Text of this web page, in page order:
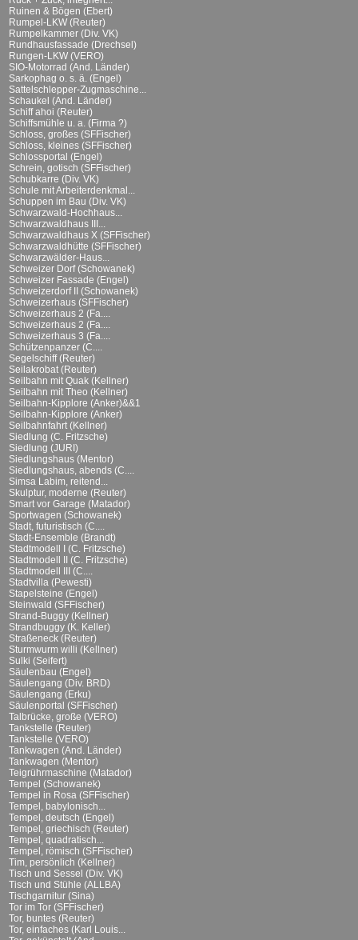
Ruinen & Bögen (Ebert)
Rumpel-LKW (Reuter)
Rumpelkammer (Div. VK)
Rundhausfassade (Drechsel)
Rungen-LKW (VERO)
SIO-Motorrad (And. Länder)
Sarkophag o. s. ä. (Engel)
Sattelschlepper-Zugmaschine...
Schaukel (And. Länder)
Schiff ahoi (Reuter)
Schiffsmühle u. a. (Firma ?)
Schloss, großes (SFFischer)
Schloss, kleines (SFFischer)
Schlossportal (Engel)
Schrein, gotisch (SFFischer)
Schubkarre (Div. VK)
Schule mit Arbeiterdenkmal...
Schuppen im Bau (Div. VK)
Schwarzwald-Hochhaus...
Schwarzwaldhaus III...
Schwarzwaldhaus X (SFFischer)
Schwarzwaldhütte (SFFischer)
Schwarzwälder-Haus...
Schweizer Dorf (Schowanek)
Schweizer Fassade (Engel)
Schweizerdorf II (Schowanek)
Schweizerhaus (SFFischer)
Schweizerhaus 2 (Fa....
Schweizerhaus 2 (Fa....
Schweizerhaus 3 (Fa....
Schützenpanzer (C....
Segelschiff (Reuter)
Seilakrobat (Reuter)
Seilbahn mit Quak (Kellner)
Seilbahn mit Theo (Kellner)
Seilbahn-Kipplore (Anker)&&1
Seilbahn-Kipplore (Anker)
Seilbahnfahrt (Kellner)
Siedlung (C. Fritzsche)
Siedlung (JURI)
Siedlungshaus (Mentor)
Siedlungshaus, abends (C....
Simsa Labim, reitend...
Skulptur, moderne (Reuter)
Smart vor Garage (Matador)
Sportwagen (Schowanek)
Stadt, futuristisch (C....
Stadt-Ensemble (Brandt)
Stadtmodell I (C. Fritzsche)
Stadtmodell II (C. Fritzsche)
Stadtmodell III (C....
Stadtvilla (Pewesti)
Stapelsteine (Engel)
Steinwald (SFFischer)
Strand-Buggy (Kellner)
Strandbuggy (K. Keller)
Straßeneck (Reuter)
Sturmwurm willi (Kellner)
Sulki (Seifert)
Säulenbau (Engel)
Säulengang (Div. BRD)
Säulengang (Erku)
Säulenportal (SFFischer)
Talbrücke, große (VERO)
Tankstelle (Reuter)
Tankstelle (VERO)
Tankwagen (And. Länder)
Tankwagen (Mentor)
Teigrührmaschine (Matador)
Tempel (Schowanek)
Tempel in Rosa (SFFischer)
Tempel, babylonisch...
Tempel, deutsch (Engel)
Tempel, griechisch (Reuter)
Tempel, quadratisch...
Tempel, römisch (SFFischer)
Tim, persönlich (Kellner)
Tisch und Sessel (Div. VK)
Tisch und Stühle (ALLBA)
Tischgarnitur (Sina)
Tor im Tor (SFFischer)
Tor, buntes (Reuter)
Tor, einfaches (Karl Louis...